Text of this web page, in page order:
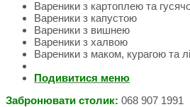
Вареники з картоплею та
Вареники з капустою
Вареники з вишнею
Вареники з халвою
Вареники з маком, курагою та
Подивитися меню
Забронювати столик: 068 907 1991